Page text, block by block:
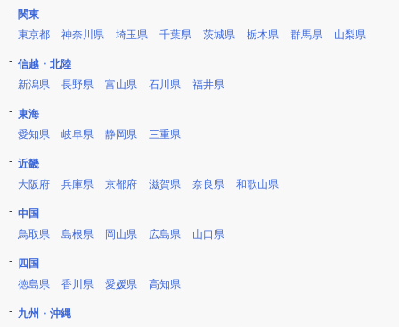
関東
東京都
神奈川県 埼玉県 千葉県 茨城県 栃木県 群馬県 山梨県
信越・北陸
新潟県
長野県 富山県 石川県 福井県
東海
愛知県
岐阜県 静岡県 三重県
近畿
大阪府
兵庫県 京都府 滋賀県 奈良県 和歌山県
中国
鳥取県
島根県 岡山県 広島県 山口県
四国
徳島県
香川県 愛媛県 高知県
九州・沖縄